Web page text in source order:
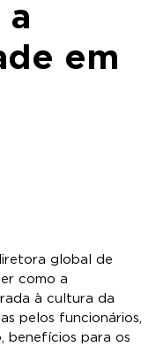
em
global de
como a
à cultura da
pelos funcionários,
benefícios para os